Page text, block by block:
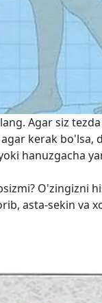
Agar siz
kerak
hanuzgacha
O'zingizni
asta-sekin va